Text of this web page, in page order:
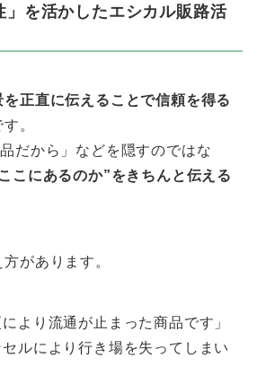
」を活かしたエシカル販路活
を正直に伝えることで信頼を得る
。
だから」などを隠すのではな
こにあるのか”をきちんと伝える
があります。
より流通が止まった商品です」
ルにより行き場を失ってしまい